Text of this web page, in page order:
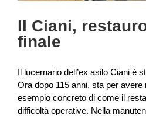
Il Ciani,
finale
Il lucernario dell’ex asilo Ciani è
Ora dopo 115 anni, sta per avere
esempio concreto di come il
difficoltà operative. Nella